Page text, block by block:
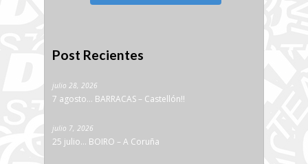
Post Recientes
julio 28, 2026
7 agosto… BARRACAS – Castellón!!
julio 7, 2026
25 julio… BOIRO – A Coruña